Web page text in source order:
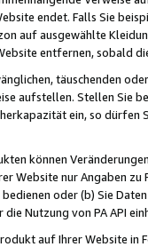
endet. Falls Sie
auf ausgewählte
entfernen, sobald
täuschenden
aufstellen. Stellen Sie
ein, so dürfen
können
Website nur Angaben
oder (b) Sie
Nutzung von PA API
auf Ihrer Website